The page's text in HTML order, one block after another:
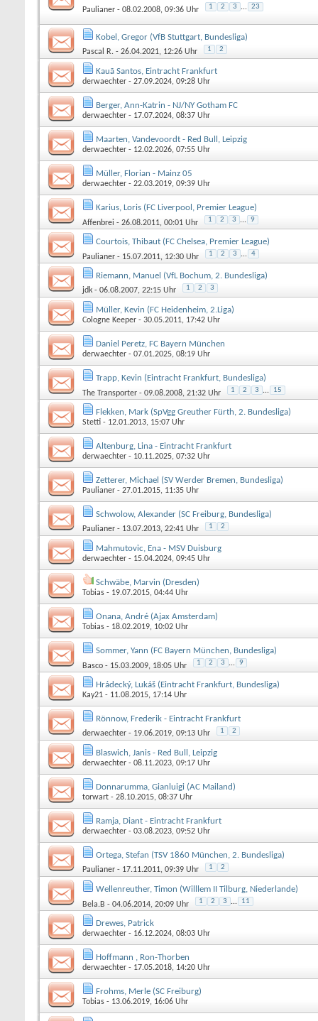
Paulianer - 08.02.2008, 09:36 Uhr 1 2 3 ... 23
Kobel, Gregor (VfB Stuttgart, Bundesliga)
Pascal R. - 26.04.2021, 12:26 Uhr 1 2
Kauã Santos, Eintracht Frankfurt
derwaechter - 27.09.2024, 09:28 Uhr
Berger, Ann-Katrin - NJ/NY Gotham FC
derwaechter - 17.07.2024, 08:37 Uhr
Maarten, Vandevoordt - Red Bull, Leipzig
derwaechter - 12.02.2026, 07:55 Uhr
Müller, Florian - Mainz 05
derwaechter - 22.03.2019, 09:39 Uhr
Karius, Loris (FC Liverpool, Premier League)
Affenbrei - 26.08.2011, 00:01 Uhr 1 2 3 ... 9
Courtois, Thibaut (FC Chelsea, Premier League)
Paulianer - 15.07.2011, 12:30 Uhr 1 2 3 ... 4
Riemann, Manuel (VfL Bochum, 2. Bundesliga)
jdk - 06.08.2007, 22:15 Uhr 1 2 3
Müller, Kevin (FC Heidenheim, 2.Liga)
Cologne Keeper - 30.05.2011, 17:42 Uhr
Daniel Peretz, FC Bayern München
derwaechter - 07.01.2025, 08:19 Uhr
Trapp, Kevin (Eintracht Frankfurt, Bundesliga)
The Transporter - 09.08.2008, 21:32 Uhr 1 2 3 ... 15
Flekken, Mark (SpVgg Greuther Fürth, 2. Bundesliga)
Stetti - 12.01.2013, 15:07 Uhr
Altenburg, Lina - Eintracht Frankfurt
derwaechter - 10.11.2025, 07:32 Uhr
Zetterer, Michael (SV Werder Bremen, Bundesliga)
Paulianer - 27.01.2015, 11:35 Uhr
Schwolow, Alexander (SC Freiburg, Bundesliga)
Paulianer - 13.07.2013, 22:41 Uhr 1 2
Mahmutovic, Ena - MSV Duisburg
derwaechter - 15.04.2024, 09:45 Uhr
Schwäbe, Marvin (Dresden)
Tobias - 19.07.2015, 04:44 Uhr
Onana, André (Ajax Amsterdam)
Tobias - 18.02.2019, 10:02 Uhr
Sommer, Yann (FC Bayern München, Bundesliga)
Basco - 15.03.2009, 18:05 Uhr 1 2 3 ... 9
Hrádecký, Lukáš (Eintracht Frankfurt, Bundesliga)
Kay21 - 11.08.2015, 17:14 Uhr
Rönnow, Frederik - Eintracht Frankfurt
derwaechter - 19.06.2019, 09:13 Uhr 1 2
Blaswich, Janis - Red Bull, Leipzig
derwaechter - 08.11.2023, 09:17 Uhr
Donnarumma, Gianluigi (AC Mailand)
torwart - 28.10.2015, 08:37 Uhr
Ramja, Diant - Eintracht Frankfurt
derwaechter - 03.08.2023, 09:52 Uhr
Ortega, Stefan (TSV 1860 München, 2. Bundesliga)
Paulianer - 17.11.2011, 09:39 Uhr 1 2
Wellenreuther, Timon (Willlem II Tilburg, Niederlande)
Bela.B - 04.06.2014, 20:09 Uhr 1 2 3 ... 11
Drewes, Patrick
derwaechter - 16.12.2024, 08:03 Uhr
Hoffmann , Ron-Thorben
derwaechter - 17.05.2018, 14:20 Uhr
Frohms, Merle (SC Freiburg)
Tobias - 13.06.2019, 16:06 Uhr